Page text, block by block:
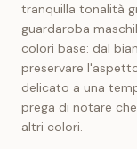
tranquilla tonalità
guardaroba
colori base: dal
preservare
delicato a una
prega di notare
altri colori.